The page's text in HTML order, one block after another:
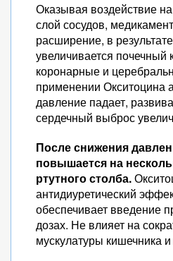
Оказывая воздействие
слой сосудов,
расширение, в
увеличивается почечный
коронарные и
применении Окситоцина
давление падает,
сердечный выброс
После снижения
повышается на
ртутного столба.
антидиуретический
обеспечивает введение
дозах. Не влияет на
мускулатуры кишечника